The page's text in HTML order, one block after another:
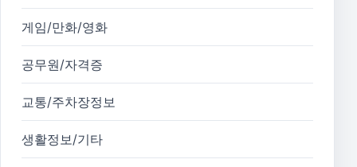
게임/만화/영화
공무원/자격증
교통/주차장정보
생활정보/기타